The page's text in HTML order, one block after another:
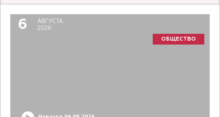
6
АВГУСТА
2026
ОБЩЕСТВО